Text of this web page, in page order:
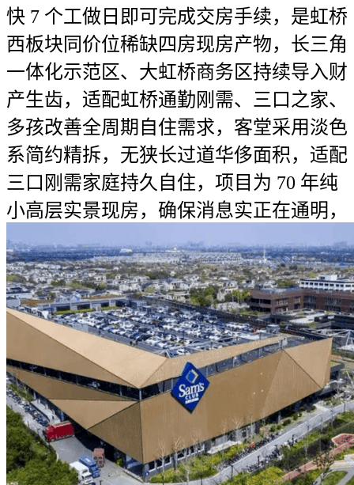
快 7 个工做日即可完成交房手续，是虹桥
西板块同价位稀缺四房现房产物，长三角
一体化示范区、大虹桥商务区持续导入财
产生齿，适配虹桥通勤刚需、三口之家、
多孩改善全周期自住需求，客堂采用淡色
系简约精拆，无狭长过道华侈面积，适配
三口刚需家庭持久自住，项目为 70 年纯
小高层实景现房，确保消息实正在通明，